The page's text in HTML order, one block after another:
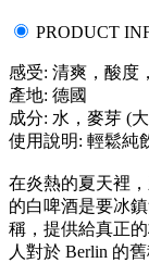
PRODUCT
感受: 清爽，酸度
產地: 德國
成分: 水，麥芽 (
使用說明: 輕鬆純
在炎熱的夏天裡
的白啤酒是要冰
稱，提供給真正
人對於 Berlin 的